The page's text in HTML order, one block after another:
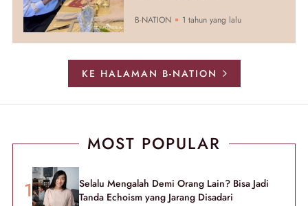
B-NATION 1 tahun yang lalu
KE HALAMAN B-NATION
MOST POPULAR
Selalu Mengalah Demi Orang Lain? Bisa Jadi
Tanda Echoism yang Jarang Disadari